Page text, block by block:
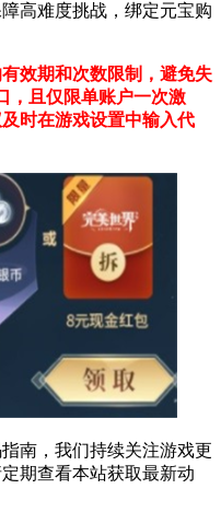
高难度挑战，绑定元宝购
效期和次数限制，避免失
，且仅限单账户一次激
时在游戏设置中输入代
南，我们持续关注游戏更
期查看本站获取最新动